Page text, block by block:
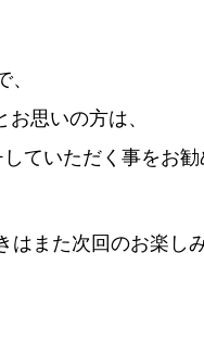
思いの方は、
ていただく事をお勧
また次回のお楽し